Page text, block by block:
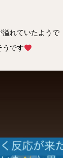
溢れていたようで
うです